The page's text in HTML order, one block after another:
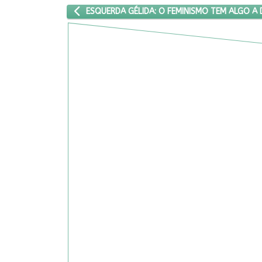
ARTIGO ANTERIOR: ESQUERDA GÉLIDA: O
ESQUERDA GÉLIDA: O FEMINISMO TEM ALGO A